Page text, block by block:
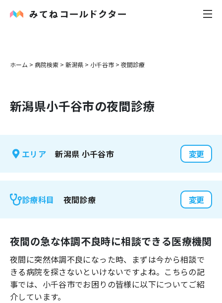
内科
花粉症
感染症
よくあるご質問
ホーム > 病院検索 > 新潟県 > 小千谷市 > 夜間診療
新潟県小千谷市の夜間診療
エリア 新潟県 小千谷市 変更
診療科目 夜間診療 変更
夜間の急な体調不良時に相談できる医療機関
夜間に突然体調不良になった時、まずは今から相談で
きる病院を探さないといけないですよね。こちらの記
事では、 小千谷市でお困りの皆様に以下についてご紹
介しています。